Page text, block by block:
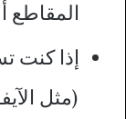
المقاطع
(مثل